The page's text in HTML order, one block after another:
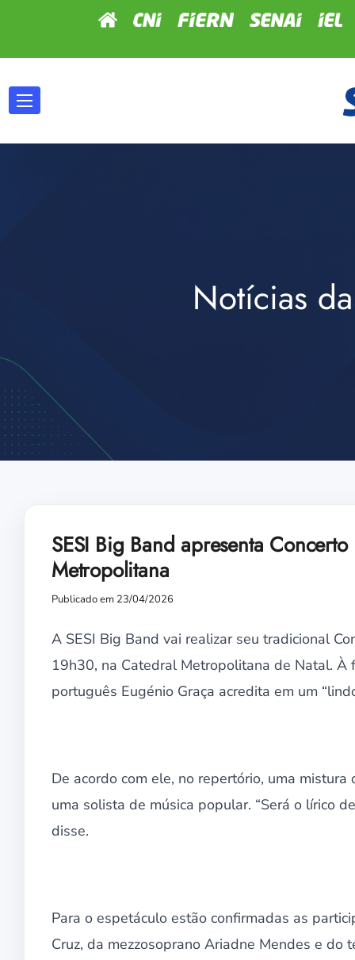
Notícias
SESI Big Band apresenta
Metropolitana
Publicado em 23/04/2026
A SESI Big Band vai realizar seu tradicional
19h30, na Catedral Metropolitana de Natal. À
português Eugénio Graça acredita em um
De acordo com ele, no repertório, uma
uma solista de música popular. “Será o lírico
disse.
Para o espetáculo estão confirmadas as
Cruz, da mezzosoprano Ariadne Mendes e do